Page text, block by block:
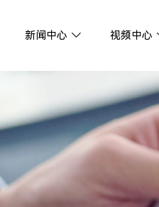
新闻中心 视频中心